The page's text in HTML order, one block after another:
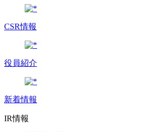
CSR情報
役員紹介
新着情報
IR情報